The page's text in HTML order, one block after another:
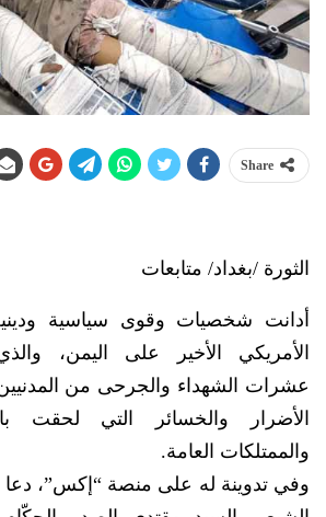
Share
الثورة /بغداد/ متابعات
أدانت شخصيات وقوى سياسية
الأمريكي الأخير على اليمن،
عشرات الشهداء والجرحى من
الأضرار والخسائر التي لحقت
والممتلكات العامة.
وفي تدوينة له على منصة “إكس”، دعا